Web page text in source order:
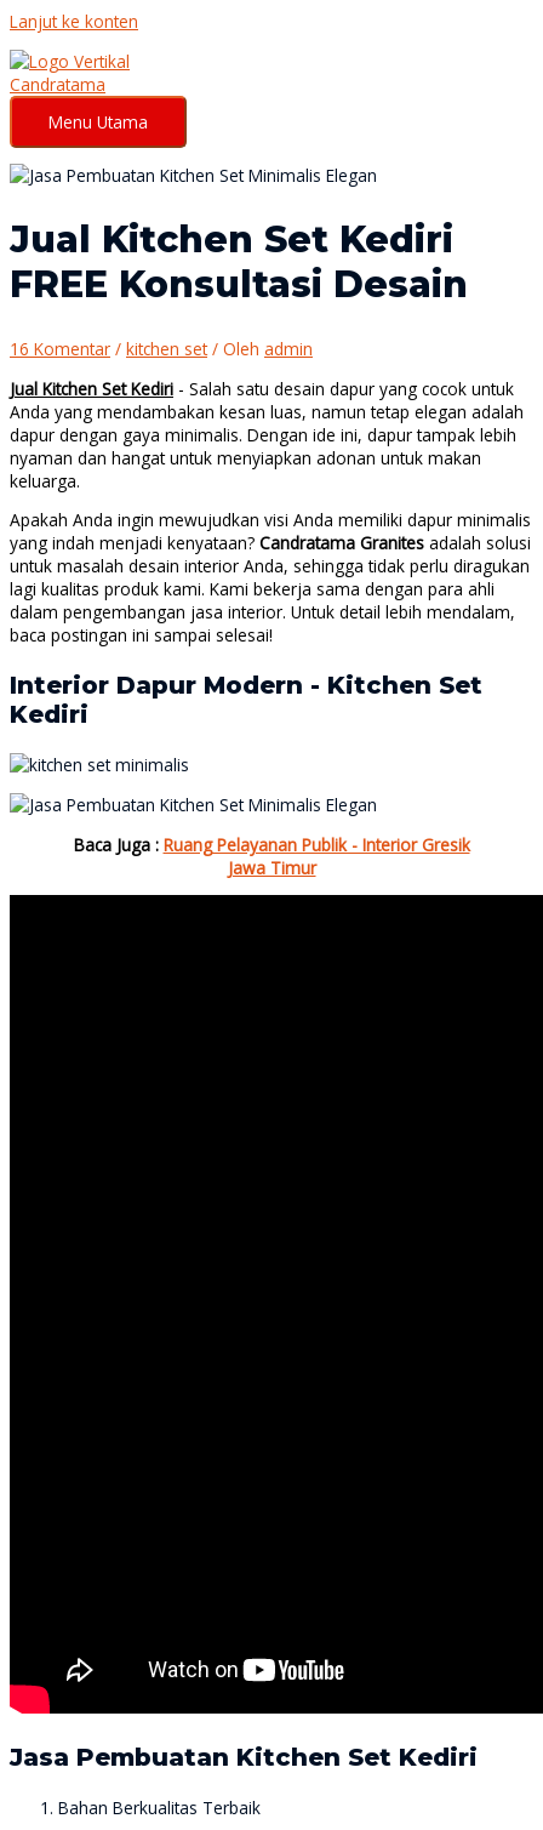
Lanjut ke konten
Menu Utama
Jual Kitchen Set Kediri
FREE Konsultasi Desain
16 Komentar / kitchen set/ Oleh admin
Jual Kitchen Set Kediri - Salah satu desain dapur yang cocok untuk
Anda yang mendambakan kesan luas, namun tetap elegan adalah
dapur dengan gaya minimalis. Dengan ide ini, dapur tampak lebih
nyaman dan hangat untuk menyiapkan adonan untuk makan
keluarga.
Apakah Anda ingin mewujudkan visi Anda memiliki dapur minimalis
yang indah menjadi kenyataan? Candratama Granites adalah solusi
untuk masalah desain interior Anda, sehingga tidak perlu diragukan
lagi kualitas produk kami. Kami bekerja sama dengan para ahli
dalam pengembangan jasa interior. Untuk detail lebih mendalam,
baca postingan ini sampai selesai!
Interior Dapur Modern - Kitchen Set
Kediri
Baca Juga : Ruang Pelayanan Publik - Interior Gresik
Jawa Timur
Jasa Pembuatan Kitchen Set Kediri
Bahan Berkualitas Terbaik